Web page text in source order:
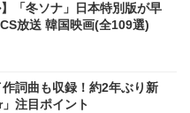
】「冬ソナ」日本特別版が早
放送 韓国映画(全109選)
詞曲も収録！約2年ぶり新
注目ポイント